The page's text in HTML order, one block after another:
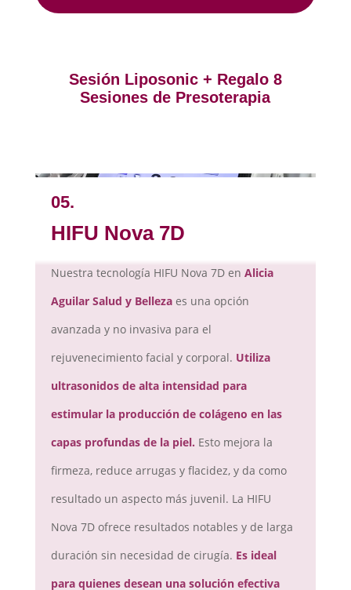
Sesión Liposonic + Regalo 8
Sesiones de Presoterapia
05.
HIFU Nova 7D
Nuestra tecnología HIFU Nova 7D en Alicia
Aguilar Salud y Belleza es una opción
avanzada y no invasiva para el
rejuvenecimiento facial y corporal. Utiliza
ultrasonidos de alta intensidad para
estimular la producción de colágeno en las
capas profundas de la piel. Esto mejora la
firmeza, reduce arrugas y flacidez, y da como
resultado un aspecto más juvenil. La HIFU
Nova 7D ofrece resultados notables y de larga
duración sin necesidad de cirugía. Es ideal
para quienes desean una solución efectiva